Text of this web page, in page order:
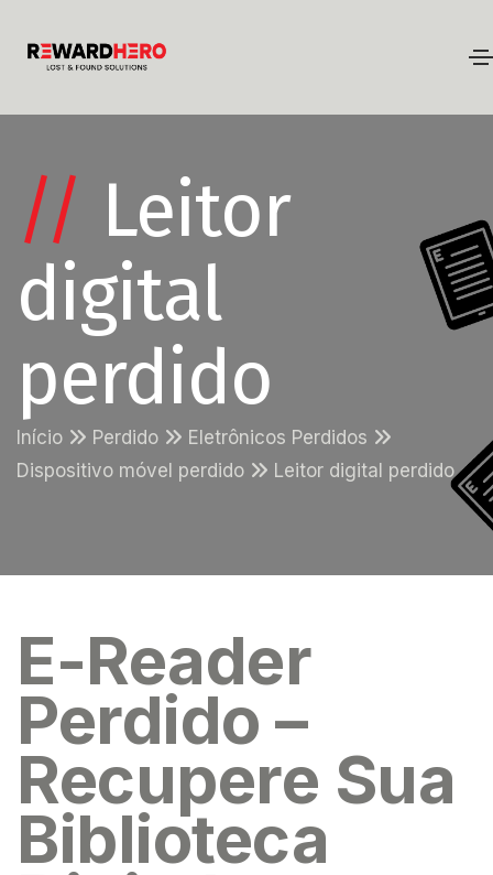
// Leitor
digital
perdido
Início Perdido
Eletrônicos Perdidos
Dispositivo móvel perdido
Leitor digital perdido
E-Reader
Perdido –
Recupere Sua
Biblioteca